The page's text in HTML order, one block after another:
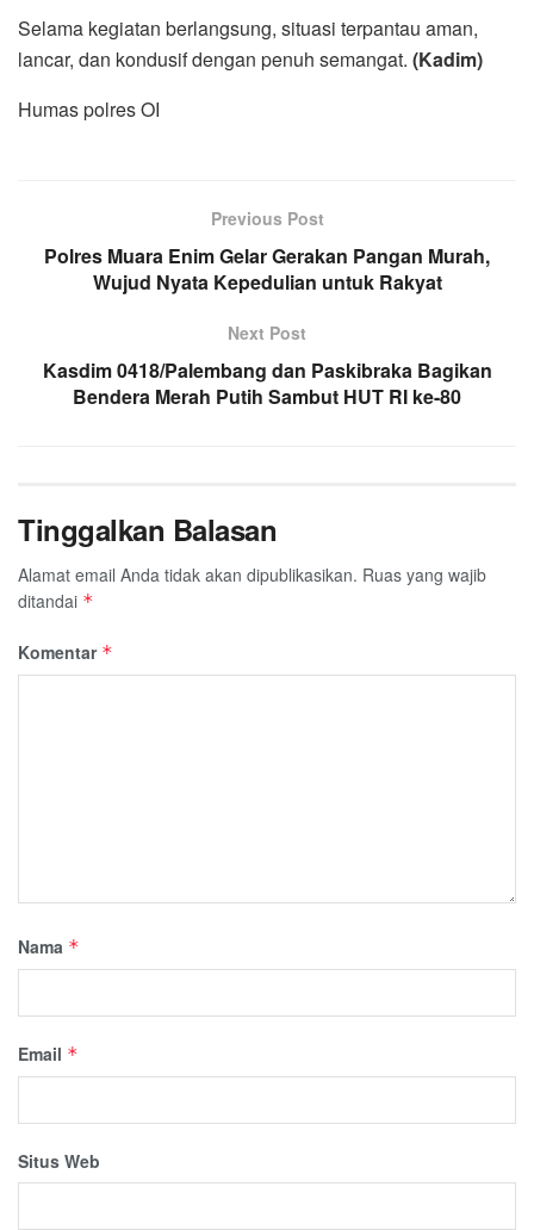
Selama kegiatan berlangsung, situasi terpantau aman,
lancar, dan kondusif dengan penuh semangat. (Kadim)
Humas polres OI
Previous Post
Polres Muara Enim Gelar Gerakan Pangan Murah,
Wujud Nyata Kepedulian untuk Rakyat
Next Post
Kasdim 0418/Palembang dan Paskibraka Bagikan
Bendera Merah Putih Sambut HUT RI ke-80
Tinggalkan Balasan
Alamat email Anda tidak akan dipublikasikan. Ruas yang wajib
ditandai *
Komentar *
Nama *
Email *
Situs Web